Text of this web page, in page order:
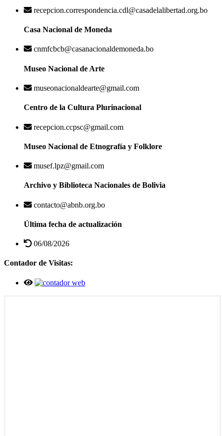
recepcion.correspondencia.cdl@casadelalibertad.org.bo
Casa Nacional de Moneda
cnmfcbcb@casanacionaldemoneda.bo
Museo Nacional de Arte
museonacionaldearte@gmail.com
Centro de la Cultura Plurinacional
recepcion.ccpsc@gmail.com
Museo Nacional de Etnografía y Folklore
musef.lpz@gmail.com
Archivo y Biblioteca Nacionales de Bolivia
contacto@abnb.org.bo
Última fecha de actualización
06/08/2026
Contador de Visitas: